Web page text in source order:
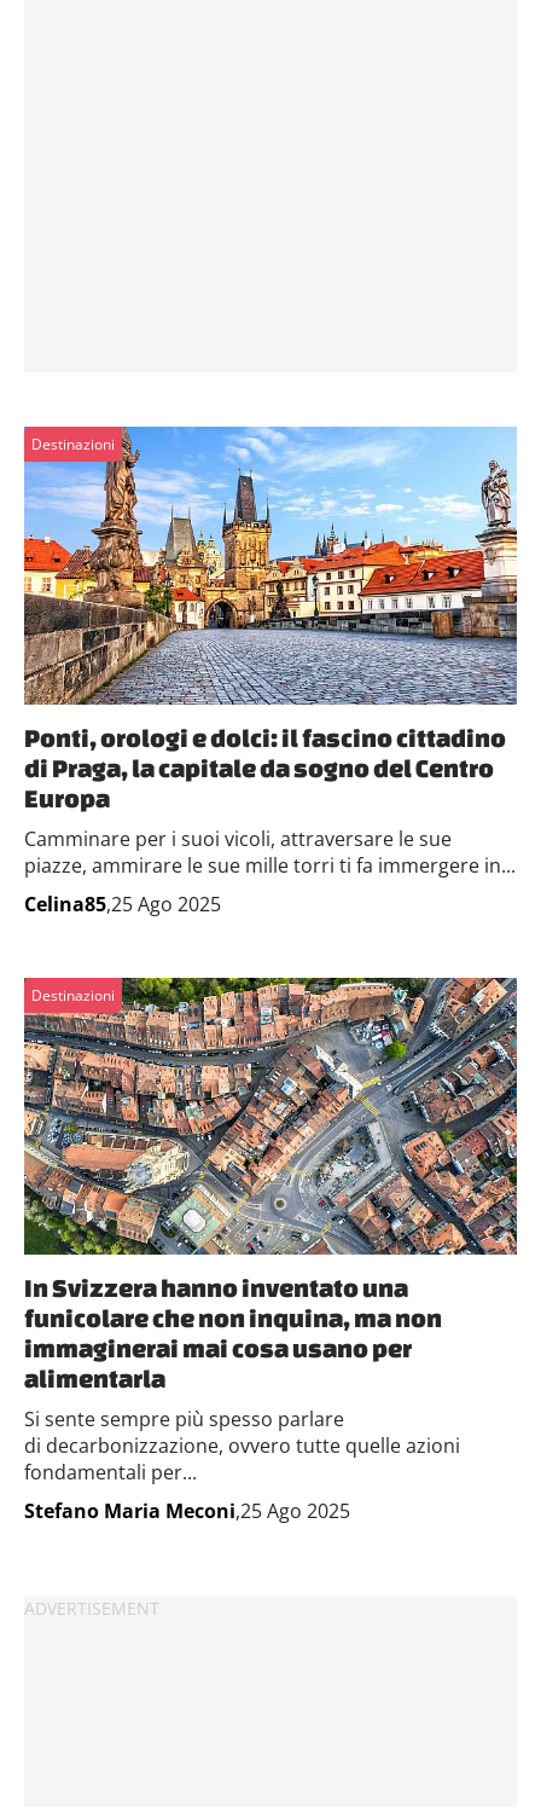
Destinazioni
Ponti, orologi e dolci: il fascino cittadino
di Praga, la capitale da sogno del Centro
Europa
Camminare per i suoi vicoli, attraversare le sue
piazze, ammirare le sue mille torri ti fa immergere in...
Celina85,25 Ago 2025
Destinazioni
In Svizzera hanno inventato una
funicolare che non inquina, ma non
immaginerai mai cosa usano per
alimentarla
Si sente sempre più spesso parlare
di decarbonizzazione, ovvero tutte quelle azioni
fondamentali per...
Stefano Maria Meconi,25 Ago 2025